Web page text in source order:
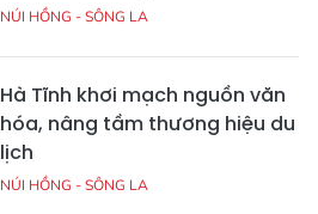
NÚI HỒNG - SÔNG LA
Hà Tĩnh khơi mạch nguồn văn
hóa, nâng tầm thương hiệu du
lịch
NÚI HỒNG - SÔNG LA